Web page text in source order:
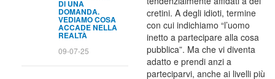
DI UNA
DOMANDA.
VEDIAMO COSA
ACCADE NELLA
REALTÀ
09-07-25
cretini. A degli idioti, termine
con cui indichiamo “l’uomo
inetto a partecipare alla cosa
pubblica”. Ma che vi diventa
adatto e prendi anzi a
parteciparvi, anche ai livelli più